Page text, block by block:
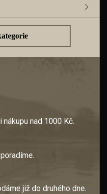
nákupu nad 1000 Kč.
již do druhého dne.